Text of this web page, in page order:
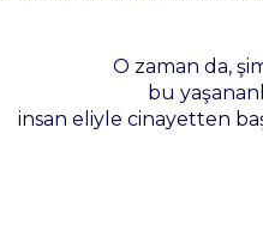
O zaman da,
bu
insan eliyle cinayetten